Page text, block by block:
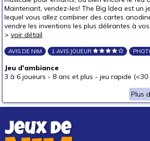
Pour offrir à
un bébé (0-3 ans)
un p'tit bout (3-6 ans)
un junior (6-8 ans)
un jeune ado (8-12 ans)
un ado (12-16 ans)
Prix
autour de 5 €
Maintenant, vendez-les! The Big Idea est un
lequel vous allez combiner des cartes
vendre les inventions les plus délirantes à
> voir détail
AVIS DE NIM 1 AVIS JOUEUR
Jeu d'ambiance
3 à 6 joueurs - 8 ans et plus - jeu rapide (<30
Plus